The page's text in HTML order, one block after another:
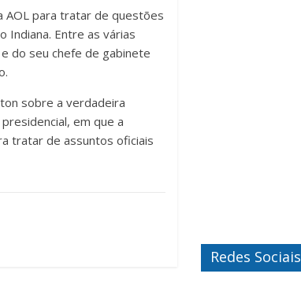
AOL para tratar de questões
Indiana. Entre as várias
do seu chefe de gabinete
sobre a verdadeira
em que a
tratar de assuntos oficiais
Redes Sociais